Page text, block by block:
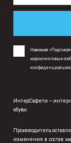
Нажимая
маркетинговые
ИнтерСафети –
обуви.
Производитель
изменения в состав